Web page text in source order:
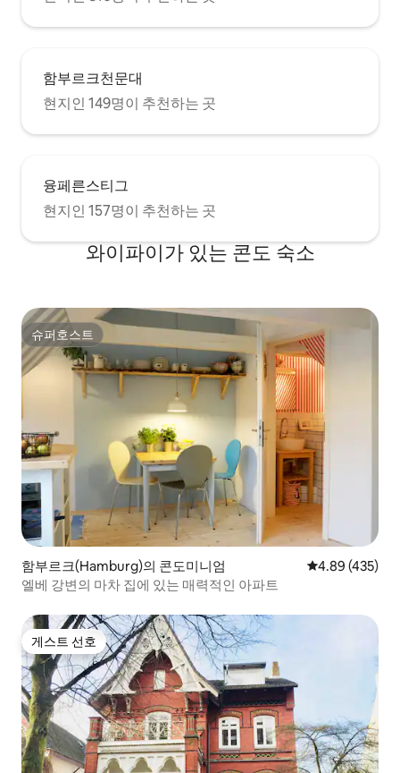
함부르크천문대
현지인 149명이 추천하는 곳
융페른스티그
현지인 157명이 추천하는 곳
와이파이가 있는 콘도 숙소
슈퍼호스트
슈퍼호스트
함부르크(Hamburg)의 콘도미니엄 평점 4.89점(5
4.89 (435)
엘베 강변의 마차 집에 있는 매력적인 아파트
게스트 선호
게스트 선호